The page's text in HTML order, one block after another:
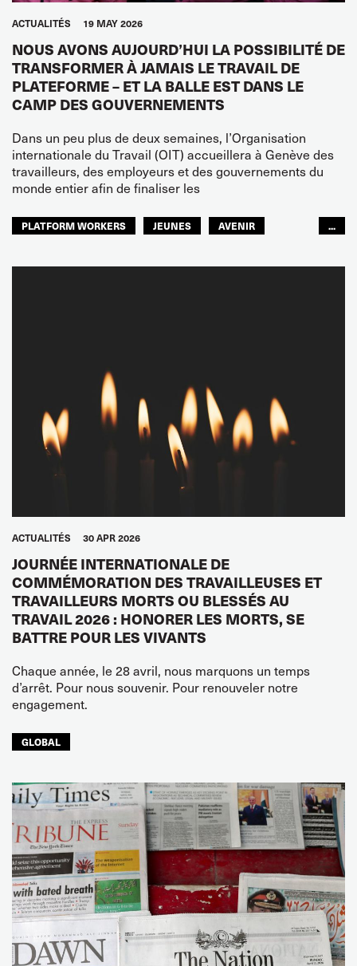
ACTUALITÉS 19 MAY 2026
NOUS AVONS AUJOURD’HUI LA POSSIBILITÉ DE
TRANSFORMER À JAMAIS LE TRAVAIL DE
PLATEFORME – ET LA BALLE EST DANS LE
CAMP DES GOUVERNEMENTS
Dans un peu plus de deux semaines, l’Organisation
internationale du Travail (OIT) accueillera à Genève des
travailleurs, des employeurs et des gouvernements du
monde entier afin de finaliser les
PLATFORM WORKERS JEUNES
AVENIR
...
ACTUALITÉS 30 APR 2026
JOURNÉE INTERNATIONALE DE
COMMÉMORATION DES TRAVAILLEUSES ET
TRAVAILLEURS MORTS OU BLESSÉS AU
TRAVAIL 2026 : HONORER LES MORTS, SE
BATTRE POUR LES VIVANTS
Chaque année, le 28 avril, nous marquons un temps
d’arrêt. Pour nous souvenir. Pour renouveler notre
engagement.
GLOBAL